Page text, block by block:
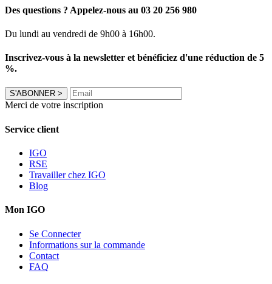
Des questions ? Appelez-nous au 03 20 256 980
Du lundi au vendredi de 9h00 à 16h00.
Inscrivez-vous à la newsletter et bénéficiez d'une réduction de 5
%.
S'ABONNER >
Merci de votre inscription
Service client
IGO
RSE
Travailler chez IGO
Blog
Mon IGO
Se Connecter
Informations sur la commande
Contact
FAQ